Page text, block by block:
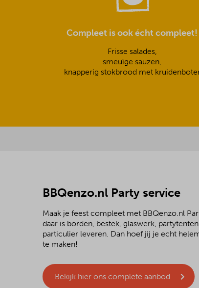
Compleet is ook écht compleet!
Frisse salades,
smeuïge sauzen,
knapperig stokbrood met
BBQenzo.nl Party service
Maak je feest compleet met BBQenzo.nl
daar is borden, bestek, glaswerk,
particulier leveren. Dan hoef jij je echt
te maken!
Bekijk hier ons complete aanbod